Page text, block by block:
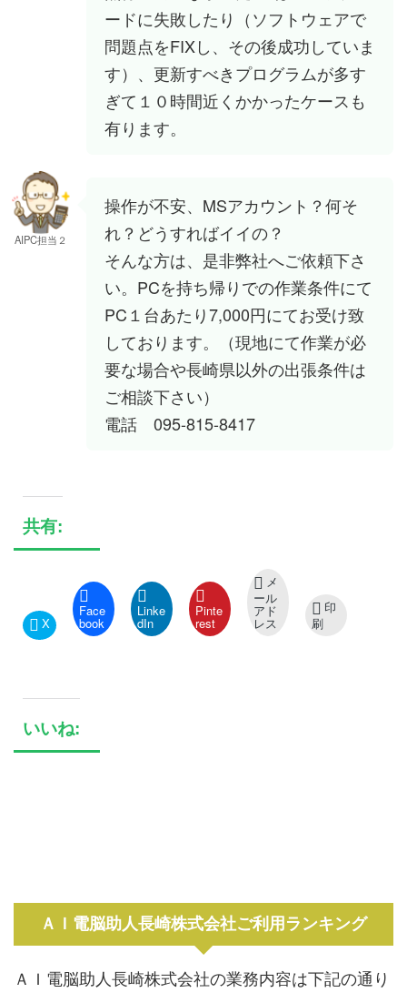
ードに失敗したり（ソフトウェアで
問題点をFIXし、その後成功していま
す）、更新すべきプログラムが多す
ぎて１０時間近くかかったケースも
有ります。
AIPC担当２
操作が不安、MSアカウント？何そ
れ？どうすればイイの？
そんな方は、是非弊社へご依頼下さ
い。PCを持ち帰りでの作業条件にて
PC１台あたり7,000円にてお受け致
しております。（現地にて作業が必
要な場合や長崎県以外の出張条件は
ご相談下さい）
電話 095-815-8417
共有:
X
Face
book
Linke
dIn
Pinte
rest
メ
ール
アド
レス
印
刷
いいね:
ＡＩ電脳助人長崎株式会社ご利用ランキング
ＡＩ電脳助人長崎株式会社の業務内容は下記の通り